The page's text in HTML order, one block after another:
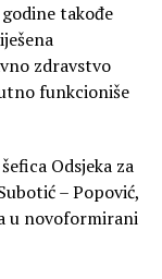
takođe
zdravstvo
funkcioniše
Odsjeka za
– Popović,
u novoformirani